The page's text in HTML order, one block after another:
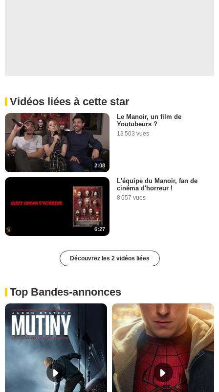
Vidéos liées à cette star
2:08
Le Manoir, un film de
Youtubeurs ?
13 503 vues
6:27
L'équipe du Manoir, fan de
cinéma d'horreur !
8 057 vues
Découvrez les 2 vidéos liées
Top Bandes-annonces